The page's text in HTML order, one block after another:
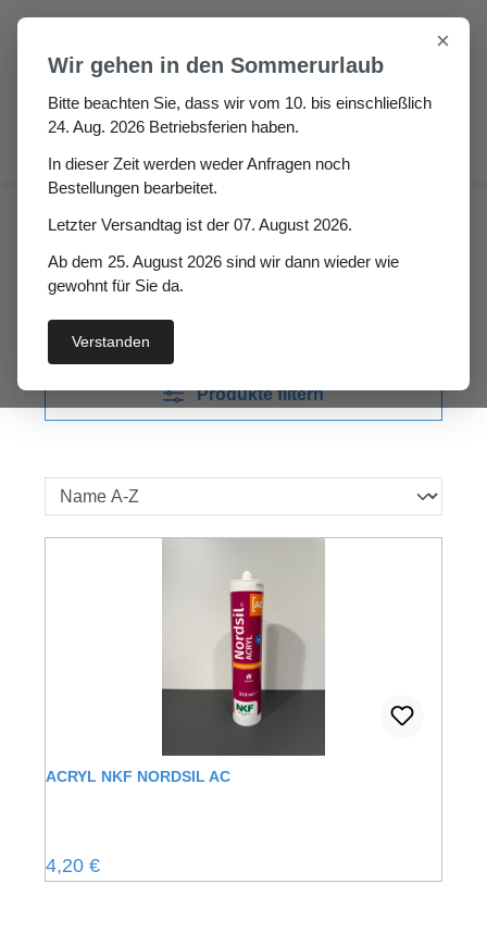
Zum Hauptinhalt springen
Silikon & Acryl
Silikon & Acryl
Produkte filtern
ACRYL NKF NORDSIL AC
Regulärer Preis:
4,20 €
×
Wir gehen in den Sommerurlaub
Bitte beachten Sie, dass wir vom 10. bis einschließlich
24. Aug. 2026 Betriebsferien haben.
In dieser Zeit werden weder Anfragen noch
Bestellungen bearbeitet.
Letzter Versandtag ist der 07. August 2026.
Ab dem 25. August 2026 sind wir dann wieder wie
gewohnt für Sie da.
Verstanden